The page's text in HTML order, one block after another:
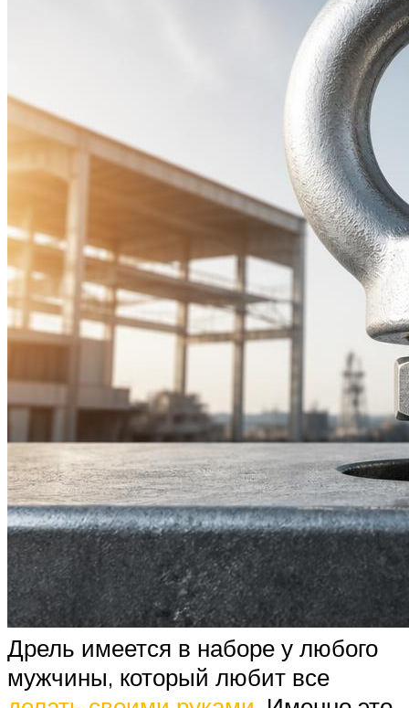
Дрель имеется в наборе у любого
мужчины, который любит все